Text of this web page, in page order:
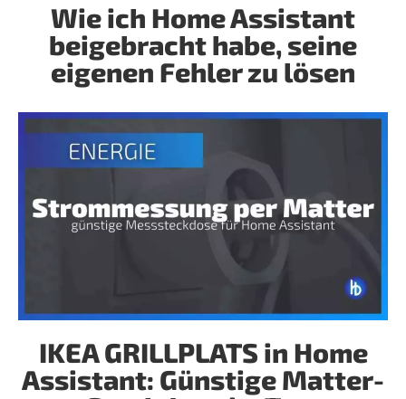
Wie ich Home Assistant
beigebracht habe, seine
eigenen Fehler zu lösen
IKEA GRILLPLATS in Home
Assistant: Günstige Matter-